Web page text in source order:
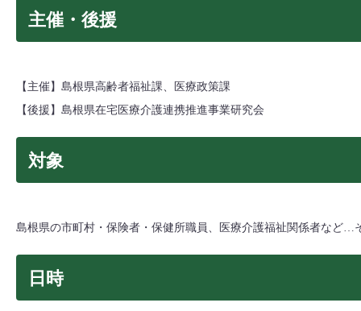
主催・後援
【主催】島根県高齢者福祉課、医療政策課
【後援】島根県在宅医療介護連携推進事業研究会
対象
島根県の市町村・保険者・保健所職員、医療介護福祉関係者など…
日時